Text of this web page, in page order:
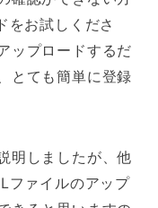
をお試しくださ
ップロードするだ
とても簡単に登録
明しましたが、他
ファイルのアップ